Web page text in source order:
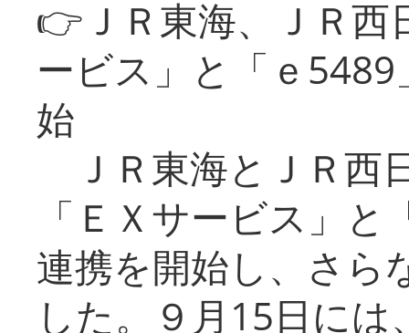
👉ＪＲ東海、ＪＲ
ービス」と「ｅ
始
ＪＲ東海とＪＲ西
「ＥＸサービス」
連携を開始し、さら
した。９月15日に